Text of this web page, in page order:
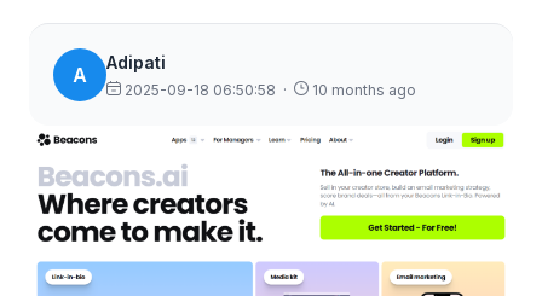
A
Adipati
2025-09-18 06:50:58 · 10 months ago